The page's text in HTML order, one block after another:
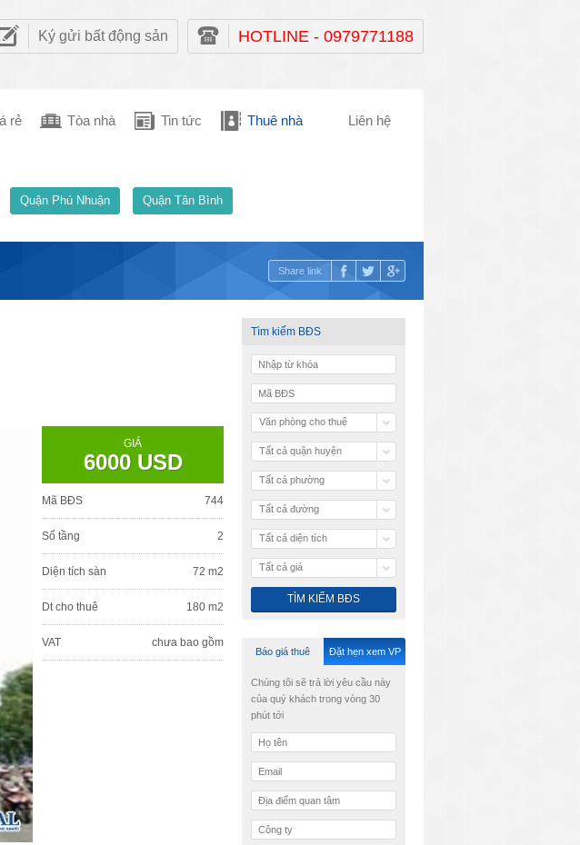
Ký gửi bất động sản HOTLINE - 0979771188
rẻ Tòa nhà Tin tức Thuê nhà Liên hệ
Quận Phú Nhuận Quận Tân Bình
Share link
GIÁ
6000 USD
Mã BĐS 744
Số tầng 2
Diện tích sàn 72 m2
Dt cho thuê 180 m2
VAT chưa bao gồm
Tìm kiếm BĐS
Văn phòng cho thuê
Tất cả quận huyện
Tất cả phường
Tất cả đường
Tất cả diện tích
Tất cả giá
Báo giá thuê Đặt hẹn xem VP
Chúng tôi sẽ trả lời yêu cầu này
của quý khách trong vòng 30
phút tới